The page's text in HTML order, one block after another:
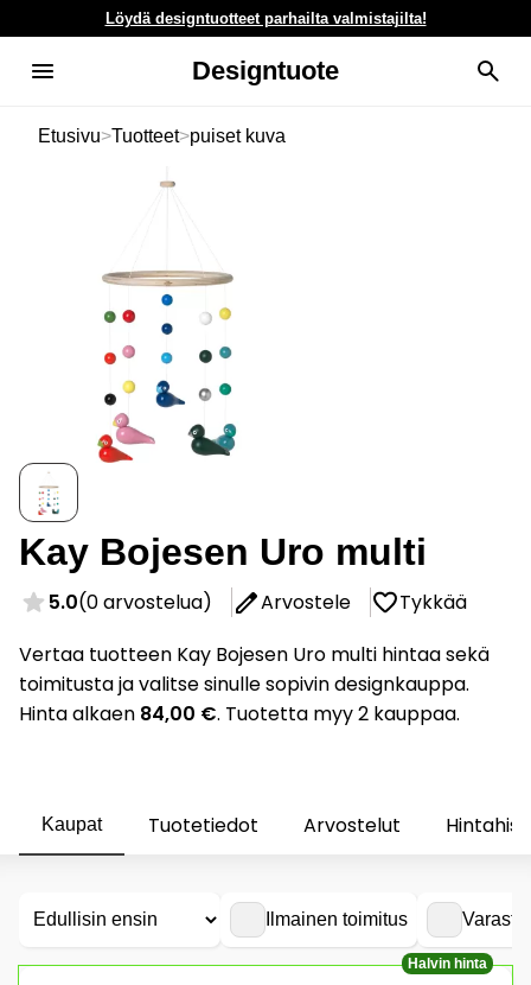
Löydä designtuotteet parhailta valmistajilta!
Designtuote
Etusivu>Tuotteet>puiset kuva
Kay Bojesen Uro multi
5.0(0 arvostelua) Arvostele
Tykkää
Vertaa tuotteen Kay Bojesen Uro multi hintaa sekä
toimitusta ja valitse sinulle sopivin designkauppa.
Hinta alkaen 84,00 €. Tuotetta myy 2 kauppaa.
Kaupat Tuotetiedot Arvostelut
Ilmainen toimitus
Halvin hinta